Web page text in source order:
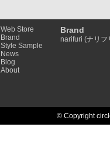
Web Store
Brand
Style Sample
News
Blog
About
Brand
narifuri (ナリフ
© Copyright